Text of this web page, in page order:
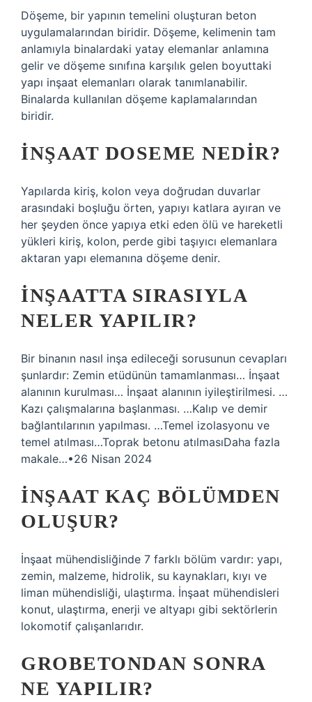
Döşeme, bir yapının temelini oluşturan beton
uygulamalarından biridir. Döşeme, kelimenin tam
anlamıyla binalardaki yatay elemanlar anlamına
gelir ve döşeme sınıfına karşılık gelen boyuttaki
yapı inşaat elemanları olarak tanımlanabilir.
Binalarda kullanılan döşeme kaplamalarından
biridir.
İNŞAAT DOSEME NEDIR?
Yapılarda kiriş, kolon veya doğrudan duvarlar
arasındaki boşluğu örten, yapıyı katlara ayıran ve
her şeyden önce yapıya etki eden ölü ve hareketli
yükleri kiriş, kolon, perde gibi taşıyıcı elemanlara
aktaran yapı elemanına döşeme denir.
İNŞAATTA SIRASIYLA
NELER YAPILIR?
Bir binanın nasıl inşa edileceği sorusunun cevapları
şunlardır: Zemin etüdünün tamamlanması… İnşaat
alanının kurulması… İnşaat alanının iyileştirilmesi. …
Kazı çalışmalarına başlanması. …Kalıp ve demir
bağlantılarının yapılması. …Temel izolasyonu ve
temel atılması…Toprak betonu atılmasıDaha fazla
makale…•26 Nisan 2024
İNŞAAT KAÇ BÖLÜMDEN
OLUŞUR?
İnşaat mühendisliğinde 7 farklı bölüm vardır: yapı,
zemin, malzeme, hidrolik, su kaynakları, kıyı ve
liman mühendisliği, ulaştırma. İnşaat mühendisleri
konut, ulaştırma, enerji ve altyapı gibi sektörlerin
lokomotif çalışanlarıdır.
GROBETONDAN SONRA
NE YAPILIR?